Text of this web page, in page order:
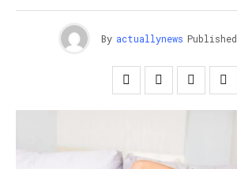
By actuallynews Published